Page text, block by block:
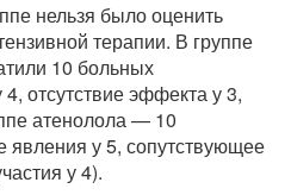
нельзя было оценить
терапии. В группе
10 больных
отсутствие эффекта у 3,
атенолола — 10
явления у 5, сопутствующее
у 4).